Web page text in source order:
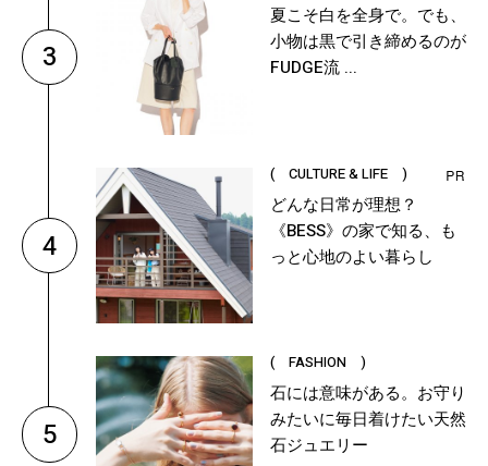
3
夏こそ白を全身で。でも、
小物は黒で引き締めるのが
FUDGE流 ...
4
( CULTURE & LIFE )
どんな日常が理想？
《BESS》の家で知る、も
っと心地のよい暮らし
5
( FASHION )
石には意味がある。お守り
みたいに毎日着けたい天然
石ジュエリー